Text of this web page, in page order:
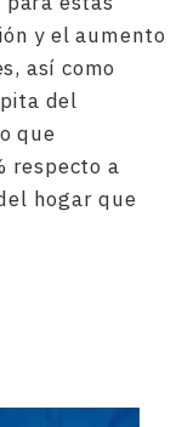
y el aumento
así como
del
que
respecto a
hogar que